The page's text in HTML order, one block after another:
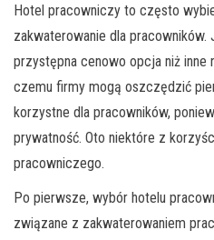
Hotel pracowniczy to często
zakwaterowanie dla
przystępna cenowo opcja niż inne
czemu firmy mogą oszczędzić
korzystne dla pracowników,
prywatność. Oto niektóre z
pracowniczego.
Po pierwsze, wybór hotelu
związane z zakwaterowaniem